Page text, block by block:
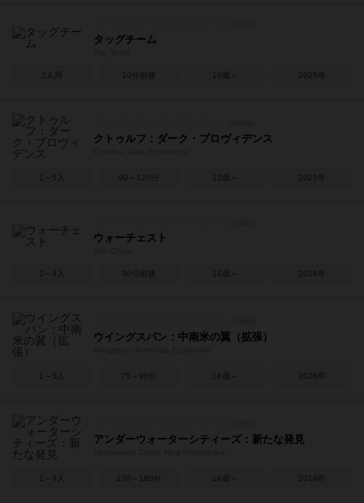
タッグチーム
2人用 10分前後 10歳～ 2025年
クトゥルフ：ダーク・プロヴィデンス
1～5人 90～120分 13歳～ 2025年
ウォーチェスト
2～4人 30分前後 14歳～ 2018年
ウイングスパン：中南米の翼（拡張）
1～5人 75～90分 14歳～ 2026年
アンダーウォーターシティーズ：新たな発見
1～4人 100～180分 14歳～ 2019年